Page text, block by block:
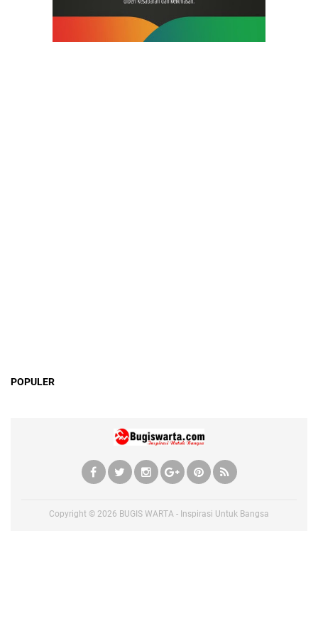
POPULER
Copyright © 2026 BUGIS WARTA - Inspirasi Untuk Bangsa